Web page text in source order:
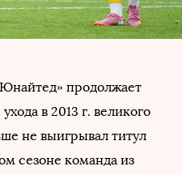
продолжает
в 2013 г. великого
не выигрывал титул
сезоне команда из